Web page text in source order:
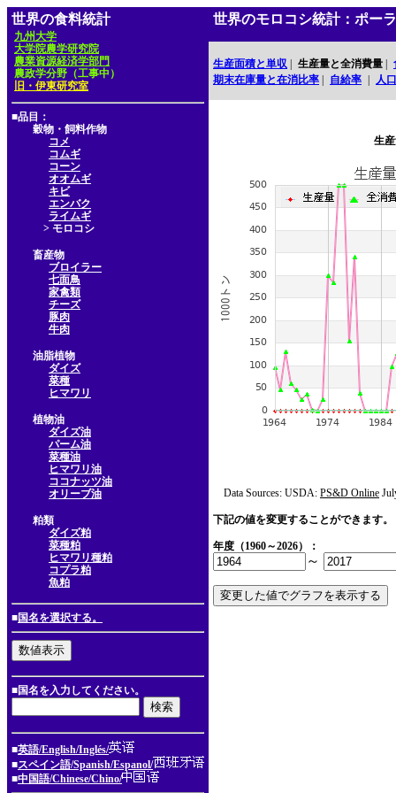
世界の食料統計
九州大学
大学院農学研究院
農業資源経済学部門
農政学分野（工事中）
旧・伊東研究室
■品目：
穀物・飼料作物
コメ
コムギ
コーン
オオムギ
キビ
エンバク
ライムギ
> モロコシ
畜産物
ブロイラー
七面鳥
家禽類
チーズ
豚肉
牛肉
油脂植物
ダイズ
菜種
ヒマワリ
植物油
ダイズ油
パーム油
菜種油
ヒマワリ油
ココナッツ油
オリーブ油
粕類
ダイズ粕
菜種粕
ヒマワリ種粕
コプラ粕
魚粕
■国名を選択する。
■国名を入力してください。
■英語/English/Inglés/
■スペイン語/Spanish/Espanol/
■中国語/Chinese/Chino/
世界のモロコシ統計：ポー
生産面積と単収 生産量と全消費量
期末在庫量と在消比率
自給率 人口
生
Data Sources: USDA: PS&D Online
下記の値を変更することができます。
年度（1960～2026）：
～